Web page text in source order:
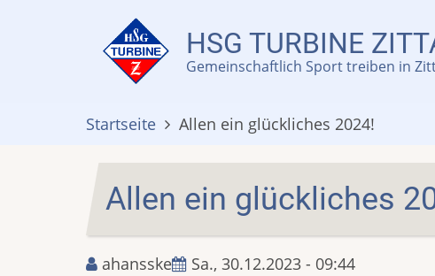
HSG TURBINE
Gemeinschaftlich Sport treiben in
Startseite Allen ein glückliches 2024!
Allen ein glückliches
ahansske Sa., 30.12.2023 - 09:44